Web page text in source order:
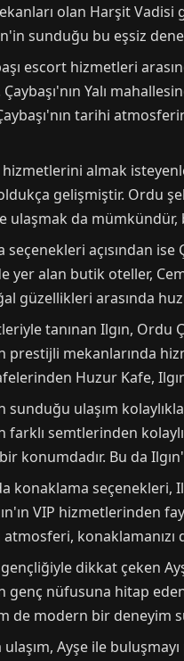
olan Harşit Vadisi
sunduğu bu eşsiz
escort hizmetleri
Çaybaşı'nın Yalı
tarihi
almak
gelişmiştir. Ordu
ulaşmak da
seçenekleri açısından
yer alan butik oteller,
güzellikleri arasında
tanınan Ilgın, Ordu
prestijli mekanlarında
Huzur Kafe,
sunduğu ulaşım
farklı semtlerinden
konumdadır. Bu da
konaklama seçenekleri,
VIP hizmetlerinden
dikkat çeken
genç nüfusuna hitap
de modern bir deneyim
ulaşım, Ayşe ile